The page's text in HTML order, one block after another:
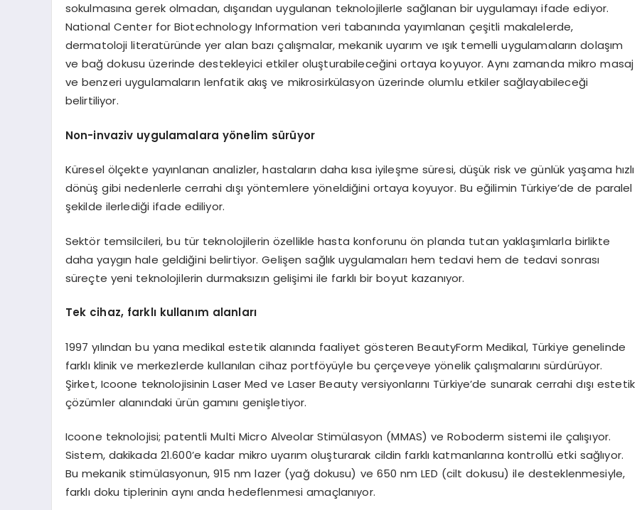
sokulmasına gerek olmadan, dışarıdan uygulanan teknolojilerIe sağlanan bir uygulamayı ifade ediyor.
National Center for Biotechnology Information veri tabanında yayımlanan çeşitli makalelerde,
dermatoloji literatüründe yer alan bazı çalışmalar, mekanik uyarım ve ışık temelli uygulamaların dolaşım
ve bağ dokusu üzerinde destekleyici etkiler oluşturabileceğini ortaya koyuyor. Aynı zamanda mikro masaj
ve benzeri uygulamaların lenfatik akış ve mikrosirkülasyon üzerinde olumlu etkiler sağlayabileceği
belirtiliyor.
Non-invaziv uygulamalara yönelim sürüyor
Küresel ölçekte yayınlanan analizler, hastaların daha kısa iyileşme süresi, düşük risk ve günlük yaşama hızlı
dönüş gibi nedenlerle cerrahi dışı yöntemlere yöneldiğini ortaya koyuyor. Bu eğilimin Türkiye’de de paralel
şekilde ilerlediği ifade ediliyor.
Sektör temsilcileri, bu tür teknolojilerin özellikle hasta konforunu ön planda tutan yaklaşımlarla birlikte
daha yaygın hale geldiğini belirtiyor. Gelişen sağlık uygulamaları hem tedavi hem de tedavi sonrası
süreçte yeni teknolojilerin durmaksızın gelişimi ile farklı bir boyut kazanıyor.
Tek cihaz, farklı kullanım alanları
1997 yılından bu yana medikal estetik alanında faaliyet gösteren BeautyForm Medikal, Türkiye genelinde
farklı klinik ve merkezlerde kullanılan cihaz portföyüyle bu çerçeveye yönelik çalışmalarını sürdürüyor.
Şirket, Icoone teknolojisinin Laser Med ve Laser Beauty versiyonlarını Türkiye’de sunarak cerrahi dışı estetik
çözümler alanındaki ürün gamını genişletiyor.
Icoone teknolojisi; patentli Multi Micro Alveolar Stimülasyon (MMAS) ve Roboderm sistemi ile çalışıyor.
Sistem, dakikada 21.600’e kadar mikro uyarım oluşturarak cildin farklı katmanlarına kontrollü etki sağlıyor.
Bu mekanik stimülasyonun, 915 nm lazer (yağ dokusu) ve 650 nm LED (cilt dokusu) ile desteklenmesiyle,
farklı doku tiplerinin aynı anda hedeflenmesi amaçlanıyor.